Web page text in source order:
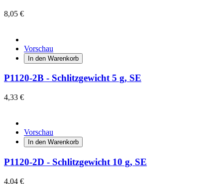
8,05 €
Vorschau
In den Warenkorb
P1120-2B - Schlitzgewicht 5 g, SE
4,33 €
Vorschau
In den Warenkorb
P1120-2D - Schlitzgewicht 10 g, SE
4,04 €